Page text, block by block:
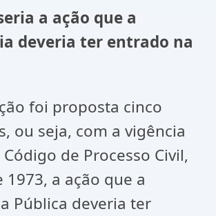
a ação que a
deveria ter entrado na
foi proposta cinco
ou seja, com a vigência
de Processo Civil,
1973, a ação que a
Pública deveria ter